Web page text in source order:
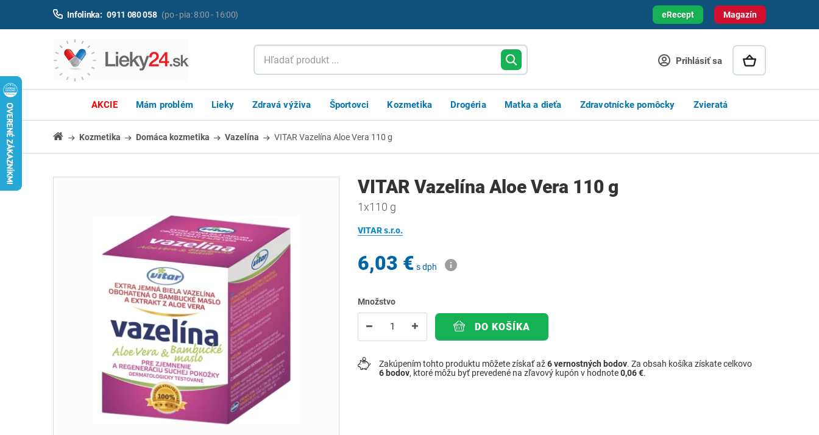
Magazín
Infolinka: 0911 080 058 (po - pia: 8:00 - 16:00) eRecept
Prihlásiť sa
AKCIE Mám problém Lieky Zdravá výživa Športovci Kozmetika Drogéria Matka a dieťa Zdravotnícke pomôcky Zvieratá
Kozmetika Domáca kozmetika Vazelína VITAR Vazelína Aloe Vera 110 g
VITAR Vazelína Aloe Vera 110 g
1x110 g
VITAR s.r.o.
6,03 € s dph
Množstvo
DO KOŠÍKA
Zakúpením tohto produktu môžete získať až6vernostných bodov. Za obsah košíka získate celkovo
6 bodov, ktoré môžu byť prevedené na zľavový kupón v hodnote0,06 €.